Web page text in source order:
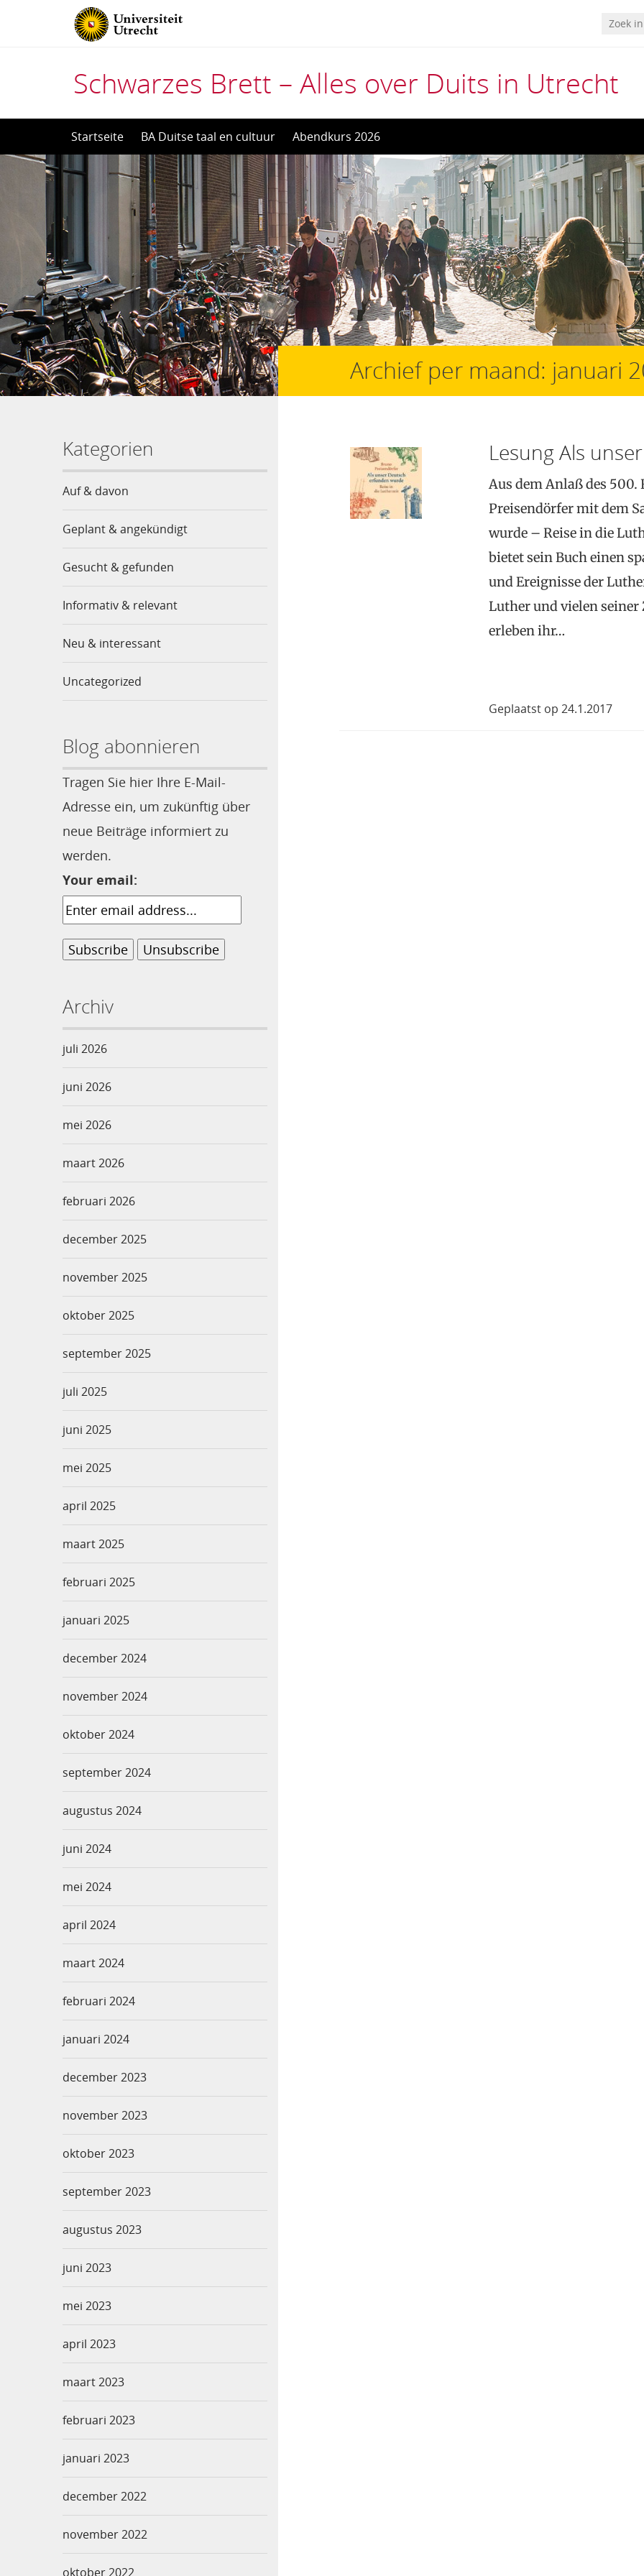
Schwarzes Brett – Alles over Duits in Utrecht
naar
Startseite BA Duitse taal en cultuur Abendkurs 2026
Kategorien
Auf & davon
Geplant & angekündigt
Gesucht & gefunden
Informativ & relevant
Neu & interessant
Uncategorized
Blog abonnieren
Tragen Sie hier Ihre E-Mail-
Adresse ein, um zukünftig über
neue Beiträge informiert zu
werden.
Your email:
Archiv
juli 2026
juni 2026
mei 2026
maart 2026
februari 2026
december 2025
november 2025
oktober 2025
september 2025
juli 2025
juni 2025
mei 2025
april 2025
maart 2025
februari 2025
januari 2025
december 2024
november 2024
oktober 2024
september 2024
augustus 2024
juni 2024
mei 2024
april 2024
maart 2024
februari 2024
januari 2024
december 2023
november 2023
oktober 2023
september 2023
augustus 2023
juni 2023
mei 2023
april 2023
maart 2023
februari 2023
januari 2023
december 2022
november 2022
oktober 2022
Archief per maand: januari
Lesung Als
Aus dem Anlaß des
Preisendörfer mit dem
wurde – Reise in die
bietet sein Buch einen
und Ereignisse der
Luther und vielen seiner
erleben ihr…
Geplaatst op 24.1.2017